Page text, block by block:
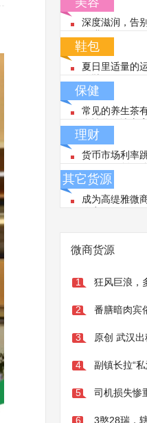
深度滋润，告
鞋包
夏日里适量的
保健
常见的养生茶
理财
货币市场利率
其它货源
成为高缇雅微
微商货源
1 狂风巨浪，
了→（黑格比登
强为台风级，
2 番膳暗肉宾
必萨龟，毛食陷
3 原创 武汉
步！国家支持萝
车歇工）武汉出
4 副镇长拉“
举报，纪委：原
歇工）开滴滴车
5 司机损失惨
租车上街载客（
6 3憨28瑞，